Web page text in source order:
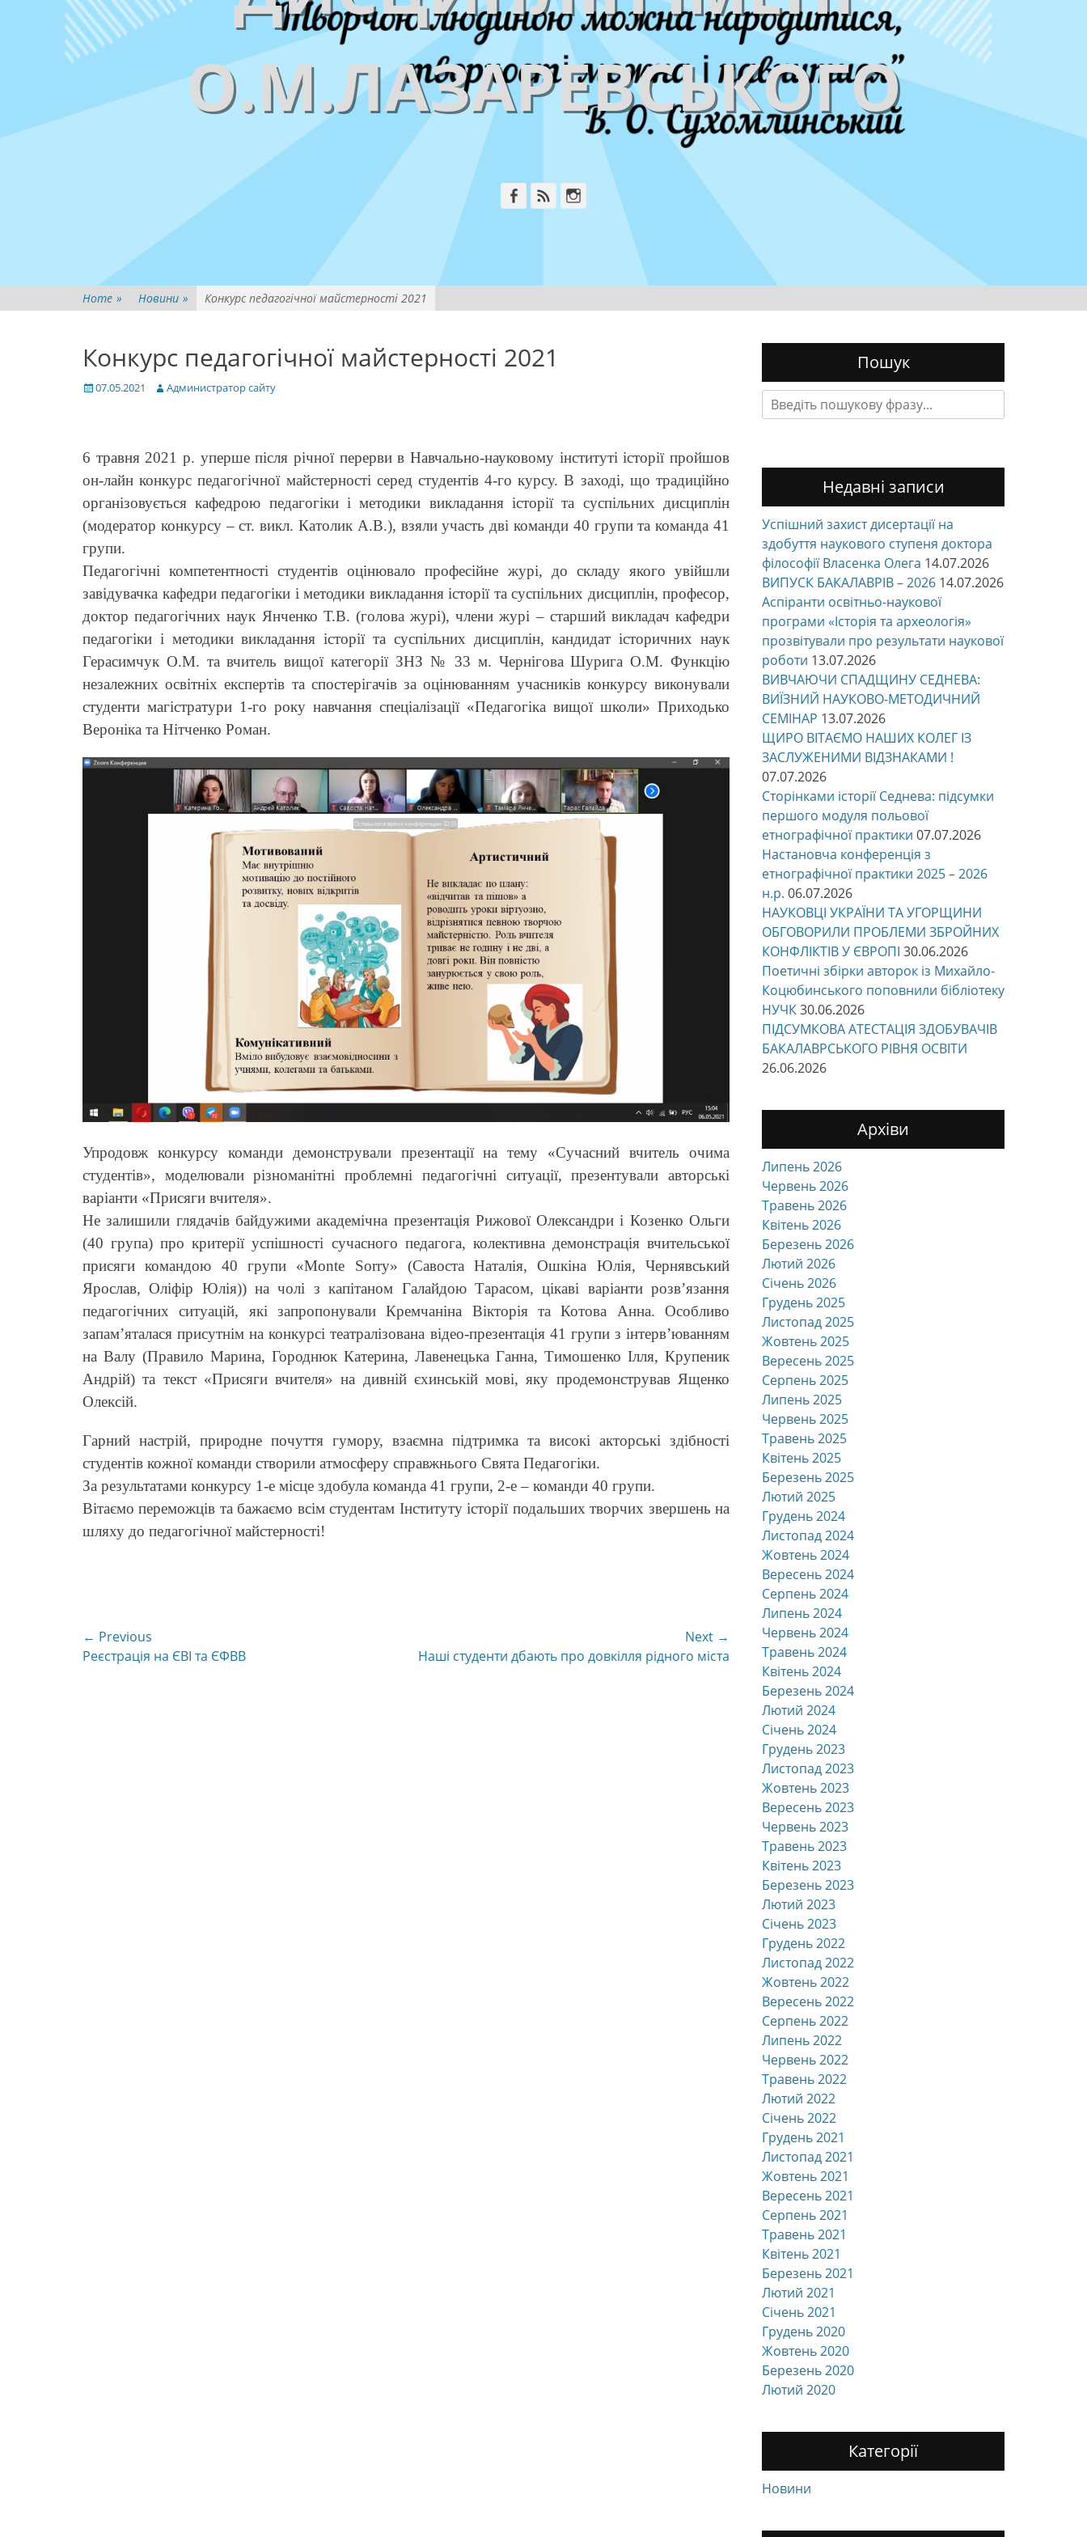
О.М.ЛАЗАРЕВСЬКОГО
Facebook
Feed Instagram
Home » Новини » Конкурс педагогічної майстерності 2021
Конкурс педагогічної майстерності 2021
Posted
07.05.2021 Author
Администратор сайту
6 травня 2021 р. уперше після річної перерви в Навчально-науковому інституті історії пройшов
он-лайн конкурс педагогічної майстерності серед студентів 4-го курсу. В заході, що традиційно
організовується кафедрою педагогіки і методики викладання історії та суспільних дисциплін
(модератор конкурсу – ст. викл. Католик А.В.), взяли участь дві команди 40 групи та команда 41
групи.
Педагогічні компетентності студентів оцінювало професійне журі, до складу якого увійшли
завідувачка кафедри педагогіки і методики викладання історії та суспільних дисциплін, професор,
доктор педагогічних наук Янченко Т.В. (голова журі), члени журі – старший викладач кафедри
педагогіки і методики викладання історії та суспільних дисциплін, кандидат історичних наук
Герасимчук О.М. та вчитель вищої категорії ЗНЗ № 33 м. Чернігова Шурига О.М. Функцію
незалежних освітніх експертів та спостерігачів за оцінюванням учасників конкурсу виконували
студенти магістратури 1-го року навчання спеціалізації «Педагогіка вищої школи» Приходько
Вероніка та Нітченко Роман.
Упродовж конкурсу команди демонстрували презентації на тему «Сучасний вчитель очима
студентів», моделювали різноманітні проблемні педагогічні ситуації, презентували авторські
варіанти «Присяги вчителя».
Не залишили глядачів байдужими академічна презентація Рижової Олександри і Козенко Ольги
(40 група) про критерії успішності сучасного педагога, колективна демонстрація вчительської
присяги командою 40 групи «Monte Sorry» (Савоста Наталія, Ошкіна Юлія, Чернявський
Ярослав, Оліфір Юлія)) на чолі з капітаном Галайдою Тарасом, цікаві варіанти розв’язання
педагогічних ситуацій, які запропонували Кремчаніна Вікторія та Котова Анна. Особливо
запам’яталася присутнім на конкурсі театралізована відео-презентація 41 групи з інтерв’юванням
на Валу (Правило Марина, Городнюк Катерина, Лавенецька Ганна, Тимошенко Ілля, Крупеник
Андрій) та текст «Присяги вчителя» на дивній єхинській мові, яку продемонстрував Ященко
Олексій.
Гарний настрій, природне почуття гумору, взаємна підтримка та високі акторські здібності
студентів кожної команди створили атмосферу справжнього Свята Педагогіки.
За результатами конкурсу 1-е місце здобула команда 41 групи, 2-е – команди 40 групи.
Вітаємо переможців та бажаємо всім студентам Інституту історії подальших творчих звершень на
шляху до педагогічної майстерності!
Навігація
записів
← Previous
Previous
Реєстрація на ЄВІ та ЄФВВ
Next →
Next
Наші студенти дбають про довкілля рідного міста
Пошук
Search
for:
Недавні записи
Успішний захист дисертації на
здобуття наукового ступеня доктора
філософії Власенка Олега 14.07.2026
ВИПУСК БАКАЛАВРІВ – 2026 14.07.2026
Аспіранти освітньо-наукової
програми «Історія та археологія»
прозвітували про результати наукової
роботи 13.07.2026
ВИВЧАЮЧИ СПАДЩИНУ СЕДНЕВА:
ВИЇЗНИЙ НАУКОВО-МЕТОДИЧНИЙ
СЕМІНАР 13.07.2026
ЩИРО ВІТАЄМО НАШИХ КОЛЕГ ІЗ
ЗАСЛУЖЕНИМИ ВІДЗНАКАМИ !
07.07.2026
Сторінками історії Седнева: підсумки
першого модуля польової
етнографічної практики 07.07.2026
Настановча конференція з
етнографічної практики 2025 – 2026
н.р. 06.07.2026
НАУКОВЦІ УКРАЇНИ ТА УГОРЩИНИ
ОБГОВОРИЛИ ПРОБЛЕМИ ЗБРОЙНИХ
КОНФЛІКТІВ У ЄВРОПІ 30.06.2026
Поетичні збірки авторок із Михайло-
Коцюбинського поповнили бібліотеку
НУЧК30.06.2026
ПІДСУМКОВА АТЕСТАЦІЯ ЗДОБУВАЧІВ
БАКАЛАВРСЬКОГО РІВНЯ ОСВІТИ
26.06.2026
Архіви
Липень 2026
Червень 2026
Травень 2026
Квітень 2026
Березень 2026
Лютий 2026
Січень 2026
Грудень 2025
Листопад 2025
Жовтень 2025
Вересень 2025
Серпень 2025
Липень 2025
Червень 2025
Травень 2025
Квітень 2025
Березень 2025
Лютий 2025
Грудень 2024
Листопад 2024
Жовтень 2024
Вересень 2024
Серпень 2024
Липень 2024
Червень 2024
Травень 2024
Квітень 2024
Березень 2024
Лютий 2024
Січень 2024
Грудень 2023
Листопад 2023
Жовтень 2023
Вересень 2023
Червень 2023
Травень 2023
Квітень 2023
Березень 2023
Лютий 2023
Січень 2023
Грудень 2022
Листопад 2022
Жовтень 2022
Вересень 2022
Серпень 2022
Липень 2022
Червень 2022
Травень 2022
Лютий 2022
Січень 2022
Грудень 2021
Листопад 2021
Жовтень 2021
Вересень 2021
Серпень 2021
Травень 2021
Квітень 2021
Березень 2021
Лютий 2021
Січень 2021
Грудень 2020
Жовтень 2020
Березень 2020
Лютий 2020
Категорії
Новини